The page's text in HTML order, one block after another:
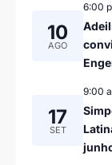
AGO
10
6:00
SET
17
9:00